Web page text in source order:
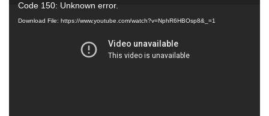
Code 150: Unknown error.
Download File: https://www.youtube.com/watch?v=NphR6HBOsp8&_=1